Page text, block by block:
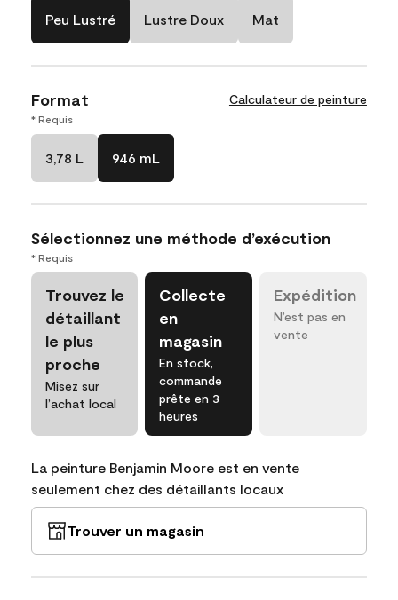
Peu Lustré Lustre Doux Mat
Format Calculateur de peinture
* Requis
3,78 L 946 mL
Sélectionnez une méthode d’exécution
* Requis
Trouvez le
détaillant
le plus
proche
Misez sur
l’achat local
Collecte
en
magasin
En stock,
commande
prête en 3
heures
Expédition
N’est pas en
vente
La peinture Benjamin Moore est en vente
seulement chez des détaillants locaux
Trouver un magasin